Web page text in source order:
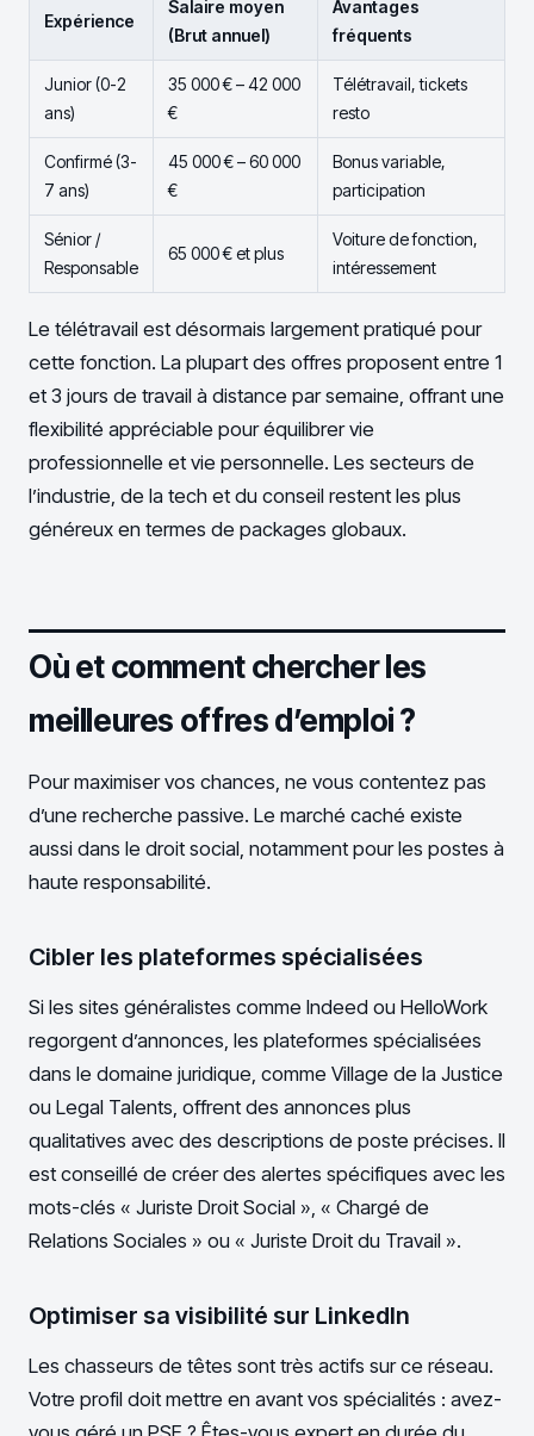
Expérience
Salaire moyen
(Brut annuel)
Avantages
fréquents
Junior (0-2
ans)
35 000 € – 42 000
€
Télétravail, tickets
resto
Confirmé (3-
7 ans)
45 000 € – 60 000
€
Bonus variable,
participation
Sénior /
Responsable
65 000 € et plus
Voiture de fonction,
intéressement
Le télétravail est désormais largement pratiqué pour
cette fonction. La plupart des offres proposent entre 1
et 3 jours de travail à distance par semaine, offrant une
flexibilité appréciable pour équilibrer vie
professionnelle et vie personnelle. Les secteurs de
l’industrie, de la tech et du conseil restent les plus
généreux en termes de packages globaux.
Où et comment chercher les
meilleures offres d’emploi ?
Pour maximiser vos chances, ne vous contentez pas
d’une recherche passive. Le marché caché existe
aussi dans le droit social, notamment pour les postes à
haute responsabilité.
Cibler les plateformes spécialisées
Si les sites généralistes comme Indeed ou HelloWork
regorgent d’annonces, les plateformes spécialisées
dans le domaine juridique, comme Village de la Justice
ou Legal Talents, offrent des annonces plus
qualitatives avec des descriptions de poste précises. Il
est conseillé de créer des alertes spécifiques avec les
mots-clés « Juriste Droit Social », « Chargé de
Relations Sociales » ou « Juriste Droit du Travail ».
Optimiser sa visibilité sur LinkedIn
Les chasseurs de têtes sont très actifs sur ce réseau.
Votre profil doit mettre en avant vos spécialités : avez-